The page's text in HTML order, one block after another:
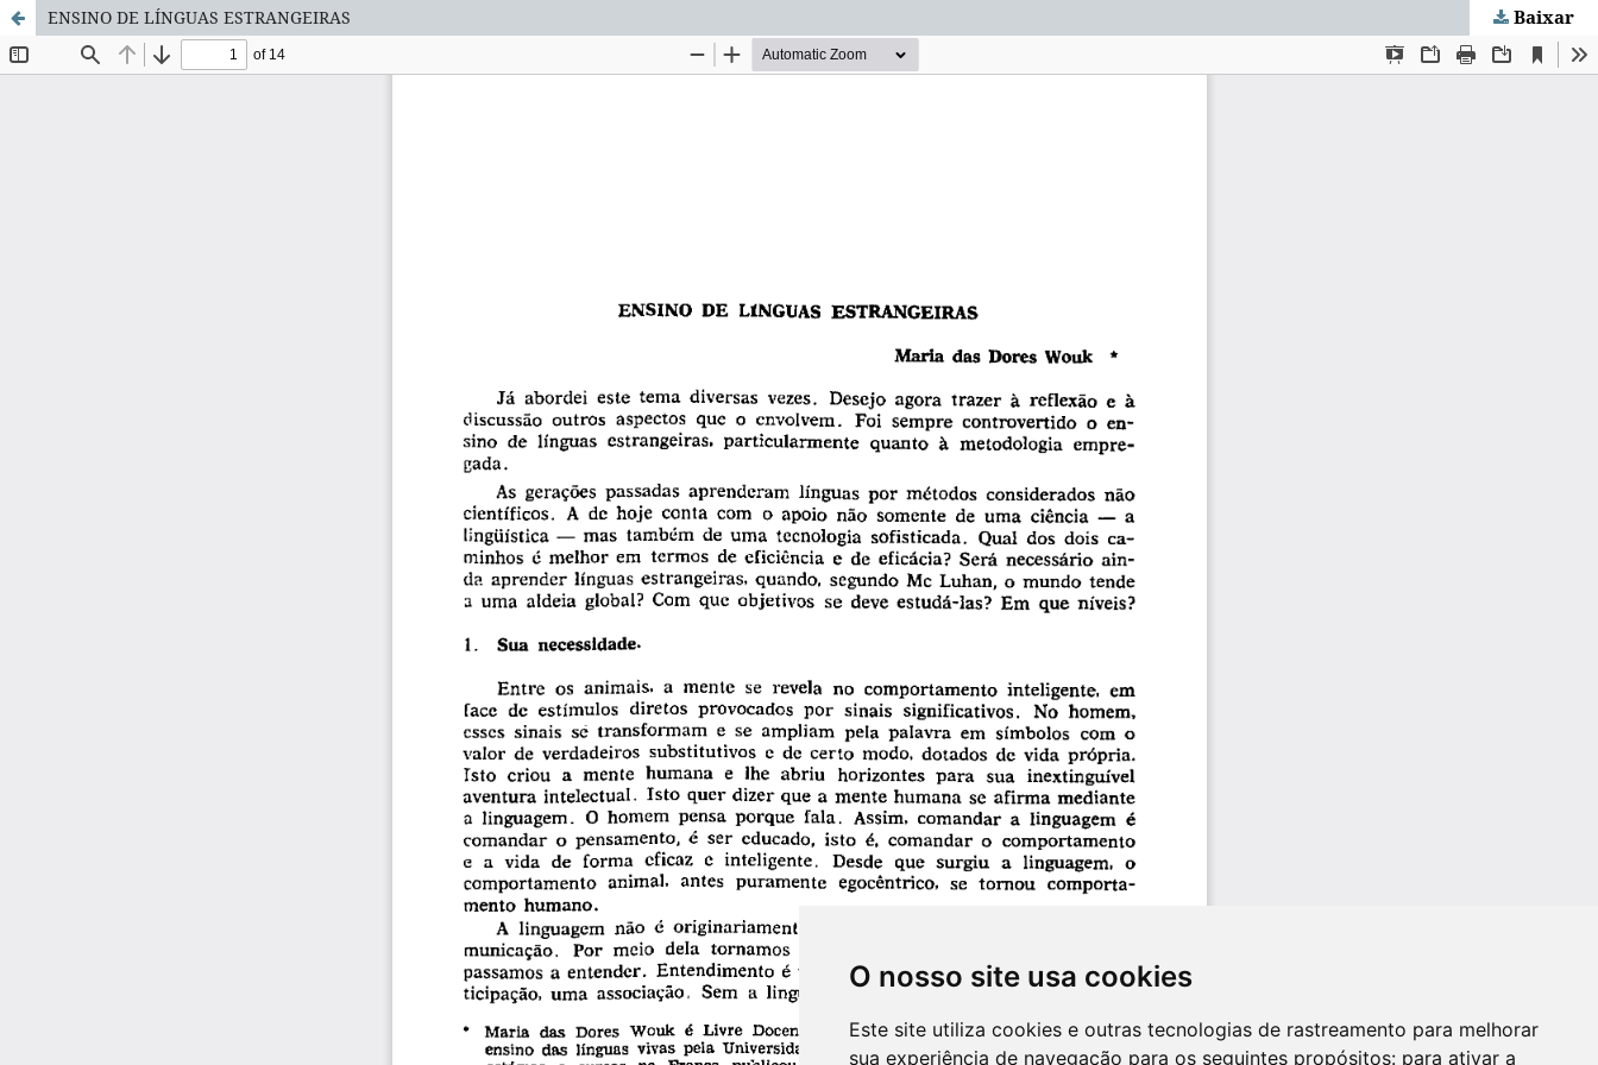
O nosso site usa cookies
Este site utiliza cookies e outras tecnologias de rastreamento para melhorar
sua experiência de navegação para os seguintes propósitos: para ativar a
ENSINO DE LÍNGUAS ESTRANGEIRAS Baixar